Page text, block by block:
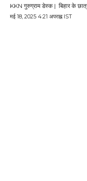
KKN गुरुग्राम डेस्क | बिहार के
मई 18, 2025 4:21 अपराह्न IST